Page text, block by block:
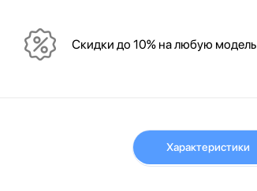
Скидки до 10% на любую модель
Характеристики